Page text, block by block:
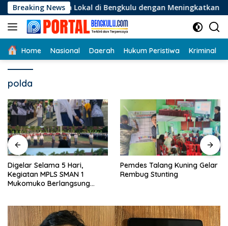
Langsung
ke
konten
Breaking News
Lokal di Bengkulu dengan Meningkatkan Ruang Publik dan
Home Nasional Daerah Hukum Peristiwa Kriminal
polda
Digelar Selama 5 Hari,
Kegiatan MPLS SMAN 1
Mukomuko Berlangsung
Pemdes Talang Kuning Gelar
Rembug Stunting